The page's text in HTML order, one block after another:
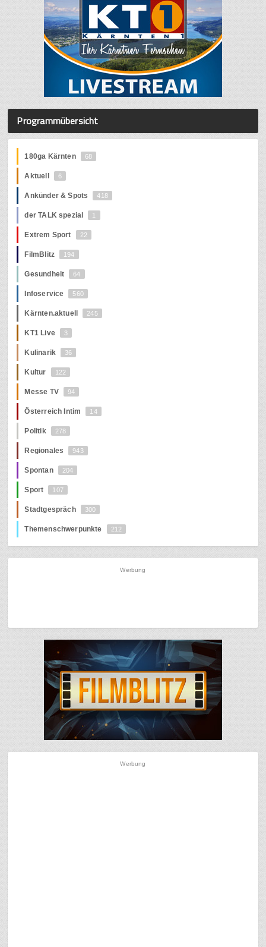
Programmübersicht
180ga Kärnten 68
Aktuell 6
Ankünder & Spots 418
der TALK spezial 1
Extrem Sport 22
FilmBlitz 194
Gesundheit 64
Infoservice 560
Kärnten.aktuell 245
KT1 Live 3
Kulinarik 36
Kultur 122
Messe TV 94
Österreich Intim 14
Politik 278
Regionales 943
Spontan 204
Sport 107
Stadtgespräch 300
Themenschwerpunkte 212
Werbung
Werbung